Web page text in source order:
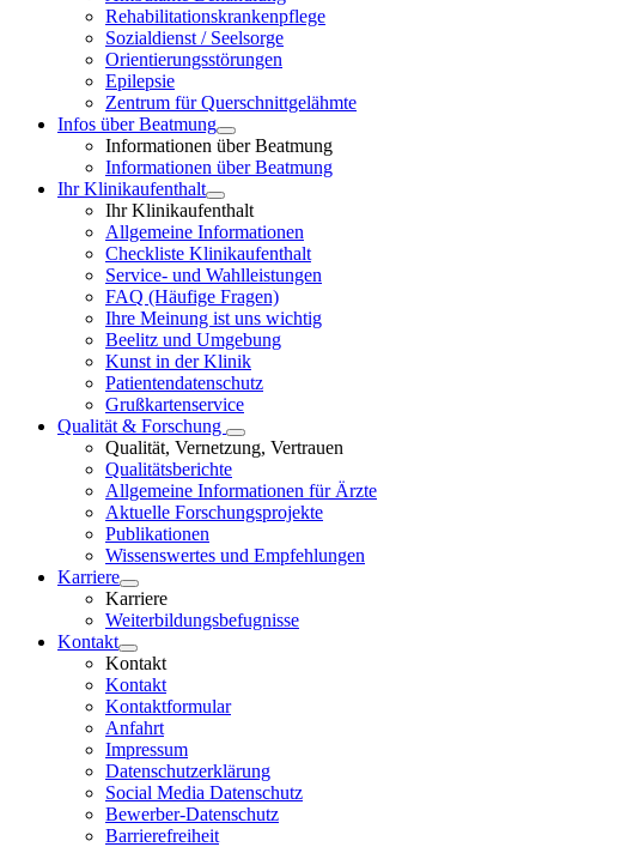
Rehabilitationskrankenpflege
Sozialdienst / Seelsorge
Orientierungsstörungen
Epilepsie
Zentrum für Querschnittgelähmte
Infos über Beatmung
Informationen über Beatmung
Informationen über Beatmung
Ihr Klinikaufenthalt
Ihr Klinikaufenthalt
Allgemeine Informationen
Checkliste Klinikaufenthalt
Service- und Wahlleistungen
FAQ (Häufige Fragen)
Ihre Meinung ist uns wichtig
Beelitz und Umgebung
Kunst in der Klinik
Patientendatenschutz
Grußkartenservice
Qualität & Forschung
Qualität, Vernetzung, Vertrauen
Qualitätsberichte
Allgemeine Informationen für Ärzte
Aktuelle Forschungsprojekte
Publikationen
Wissenswertes und Empfehlungen
Karriere
Karriere
Weiterbildungsbefugnisse
Kontakt
Kontakt
Kontakt
Kontaktformular
Anfahrt
Impressum
Datenschutzerklärung
Social Media Datenschutz
Bewerber-Datenschutz
Barrierefreiheit